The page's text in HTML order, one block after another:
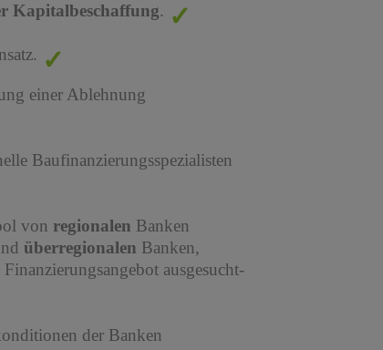
Kapitalbeschaffung.
einer Ablehnung
Baufinanzierungsspezialisten
von regionalen Banken
überregionalen Banken,
ausgesucht-
der Banken